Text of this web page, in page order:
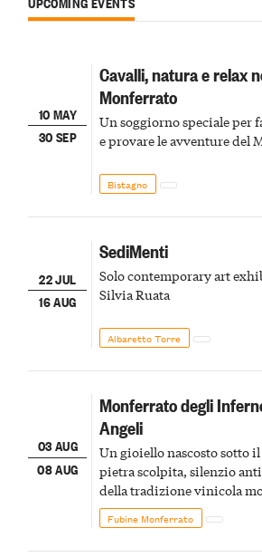
10 MAY
30 SEP
Cavalli, natura e relax
Monferrato
Un soggiorno speciale per
e provare le avventure del
Bistagno
22 JUL
16 AUG
SediMenti
Solo contemporary art
Silvia Ruata
Albaretto Torre
03 AUG
08 AUG
Monferrato degli
Angeli
Un gioiello nascosto sotto
pietra scolpita, silenzio
della tradizione vinicola
Fubine Monferrato